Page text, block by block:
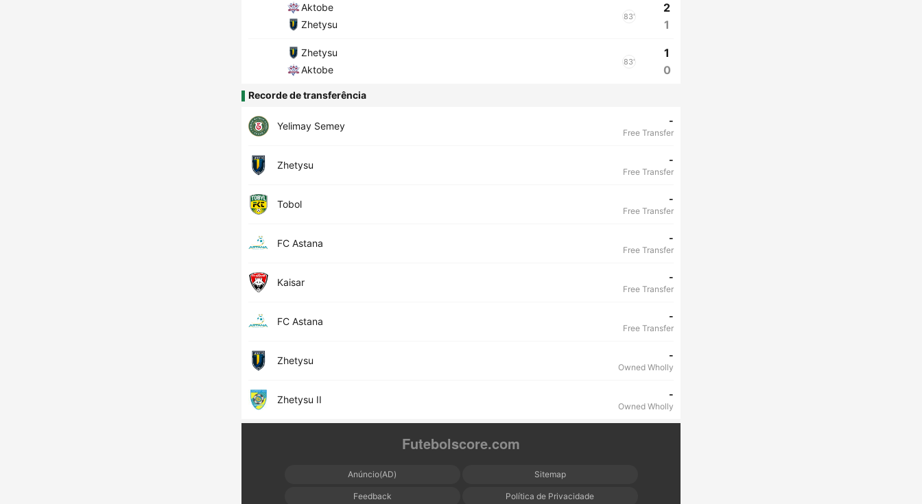
Aktobe
Zhetysu
83'
2
1
Zhetysu
Aktobe
83'
1
0
Recorde de transferência
Yelimay Semey -
Free Transfer
Zhetysu -
Free Transfer
Tobol -
Free Transfer
FC Astana -
Free Transfer
Kaisar -
Free Transfer
FC Astana -
Free Transfer
Zhetysu -
Owned Wholly
Zhetysu II -
Owned Wholly
Futebolscore.com
Anúncio(AD) Sitemap
Feedback Política de Privacidade